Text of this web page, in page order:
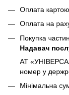
Оплата
Оплата на
Покупка
Надавач
АТ
номер у
Мінімальна